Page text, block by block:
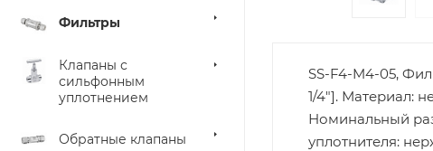
Фильтры
Клапаны с
сильфонным
уплотнением
Обратные клапаны
SS-F4-M4-05,
1/4"]. Материал:
Номинальный
уплотнителя: